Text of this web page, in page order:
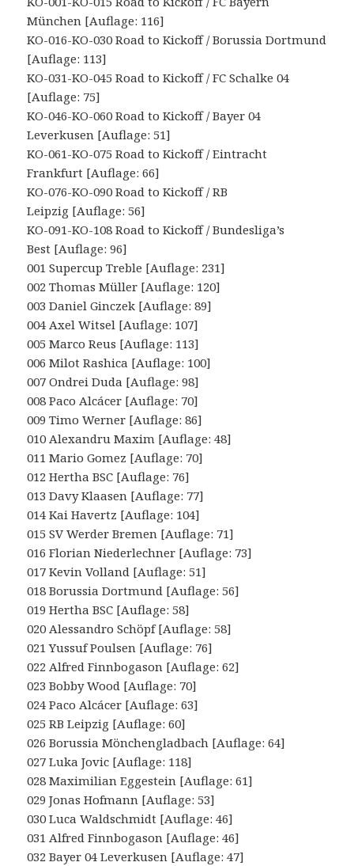
München [Auflage: 116]
KO-016-KO-030 Road to Kickoff / Borussia Dortmund
[Auflage: 113]
KO-031-KO-045 Road to Kickoff / FC Schalke 04
[Auflage: 75]
KO-046-KO-060 Road to Kickoff / Bayer 04
Leverkusen [Auflage: 51]
KO-061-KO-075 Road to Kickoff / Eintracht
Frankfurt [Auflage: 66]
KO-076-KO-090 Road to Kickoff / RB
Leipzig [Auflage: 56]
KO-091-KO-108 Road to Kickoff / Bundesliga’s
Best [Auflage: 96]
001 Supercup Treble [Auflage: 231]
002 Thomas Müller [Auflage: 120]
003 Daniel Ginczek [Auflage: 89]
004 Axel Witsel [Auflage: 107]
005 Marco Reus [Auflage: 113]
006 Milot Rashica [Auflage: 100]
007 Ondrei Duda [Auflage: 98]
008 Paco Alcácer [Auflage: 70]
009 Timo Werner [Auflage: 86]
010 Alexandru Maxim [Auflage: 48]
011 Mario Gomez [Auflage: 70]
012 Hertha BSC [Auflage: 76]
013 Davy Klaasen [Auflage: 77]
014 Kai Havertz [Auflage: 104]
015 SV Werder Bremen [Auflage: 71]
016 Florian Niederlechner [Auflage: 73]
017 Kevin Volland [Auflage: 51]
018 Borussia Dortmund [Auflage: 56]
019 Hertha BSC [Auflage: 58]
020 Alessandro Schöpf [Auflage: 58]
021 Yussuf Poulsen [Auflage: 76]
022 Alfred Finnbogason [Auflage: 62]
023 Bobby Wood [Auflage: 70]
024 Paco Alcácer [Auflage: 63]
025 RB Leipzig [Auflage: 60]
026 Borussia Mönchengladbach [Auflage: 64]
027 Luka Jovic [Auflage: 118]
028 Maximilian Eggestein [Auflage: 61]
029 Jonas Hofmann [Auflage: 53]
030 Luca Waldschmidt [Auflage: 46]
031 Alfred Finnbogason [Auflage: 46]
032 Bayer 04 Leverkusen [Auflage: 47]